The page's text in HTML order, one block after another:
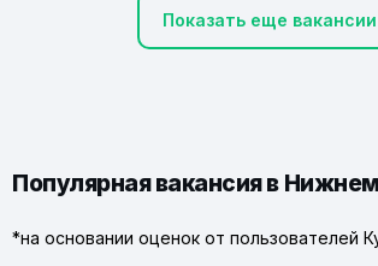
Показать еще вакансии
Популярная вакансия в
*на основании оценок от пользователей